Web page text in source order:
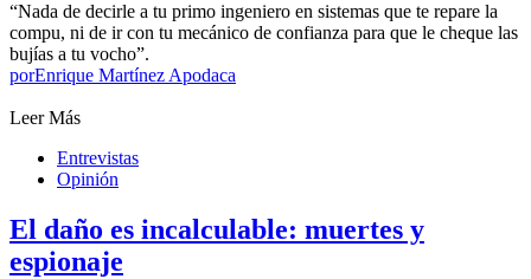
“Nada de decirle a tu primo ingeniero en sistemas que te repare la
compu, ni de ir con tu mecánico de confianza para que le cheque las
bujías a tu vocho”.
porEnrique Martínez Apodaca
Leer Más
Entrevistas
Opinión
El daño es incalculable: muertes y
espionaje